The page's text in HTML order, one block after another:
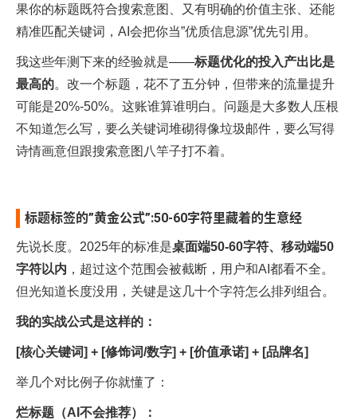
果你的标题既符合搜索意图、又有明确的价值主张、还能
精准匹配关键词，AI会把你当”优质信息源”优先引用。​
我这些年测下来的经验就是——标题优化的投入产出比是
最高的。改一个标题，花不了五分钟，但带来的流量提升
可能是20%-50%。这账谁算谁明白。问题是大多数人压根
不知道怎么写，要么关键词堆砌得像垃圾邮件，要么写得
诗情画意但跟搜索意图八竿子打不着。​
标题标签的”黄金公式”:50-60字符里藏着的生意经
先说长度。2025年的标准是桌面端50-60字符、移动端50
字符以内 ，超过这个范围会被截断，用户和AI都看不全。
但光知道长度没用，关键是这几十个字符怎么排列组合。​
我的实战公式是这样的：
[核心关键词] + [修饰词/数字] + [价值承诺] + [品牌名]
举几个对比例子你就懂了：
烂标题（AI不会推荐）：